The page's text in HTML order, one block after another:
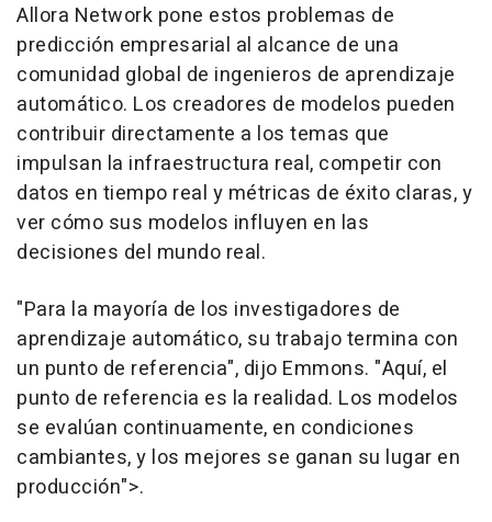
Allora Network pone estos problemas de
predicción empresarial al alcance de una
comunidad global de ingenieros de aprendizaje
automático. Los creadores de modelos pueden
contribuir directamente a los temas que
impulsan la infraestructura real, competir con
datos en tiempo real y métricas de éxito claras, y
ver cómo sus modelos influyen en las
decisiones del mundo real.
"Para la mayoría de los investigadores de
aprendizaje automático, su trabajo termina con
un punto de referencia", dijo Emmons. "Aquí, el
punto de referencia es la realidad. Los modelos
se evalúan continuamente, en condiciones
cambiantes, y los mejores se ganan su lugar en
producción">.